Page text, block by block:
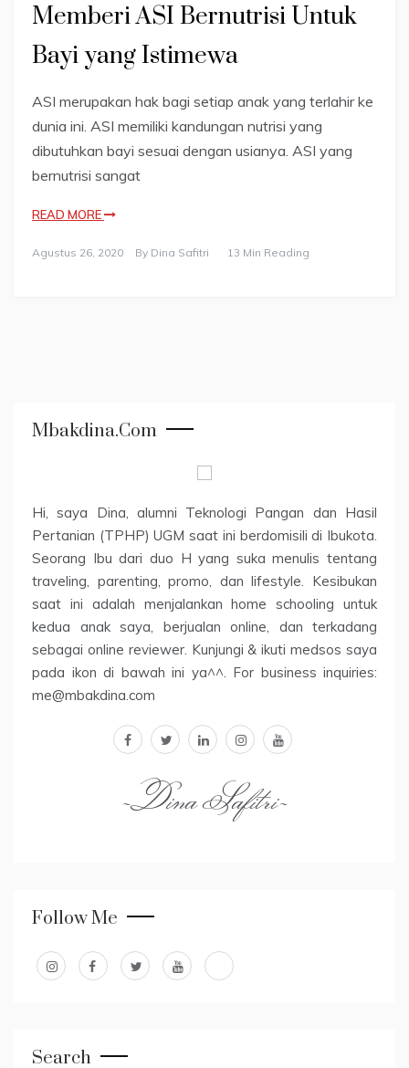
Memberi ASI Bernutrisi Untuk
Bayi yang Istimewa
ASI merupakan hak bagi setiap anak yang terlahir ke
dunia ini. ASI memiliki kandungan nutrisi yang
dibutuhkan bayi sesuai dengan usianya. ASI yang
bernutrisi sangat
READ MORE
Agustus 26, 2020 By Dina Safitri 13 Min Reading
Mbakdina.com
Hi, saya Dina, alumni Teknologi Pangan dan Hasil
Pertanian (TPHP) UGM saat ini berdomisili di Ibukota.
Seorang Ibu dari duo H yang suka menulis tentang
traveling, parenting, promo, dan lifestyle. Kesibukan
saat ini adalah menjalankan home schooling untuk
kedua anak saya, berjualan online, dan terkadang
sebagai online reviewer. Kunjungi & ikuti medsos saya
pada ikon di bawah ini ya^^. For business inquiries:
me@mbakdina.com
facebooktwitterlinkedininstagram
youtube
~Dina Safitri~
Follow Me
Search